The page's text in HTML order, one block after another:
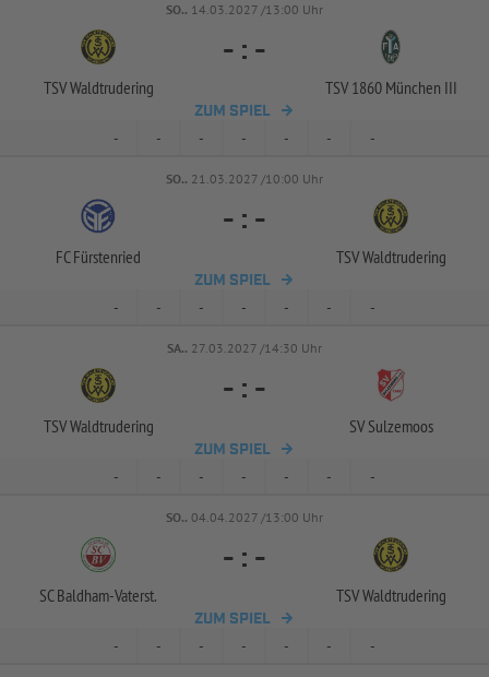
SO.. 14.03.2027 /13:00 Uhr
TSV Waldtrudering
- : -
TSV 1860 München III
ZUM SPIEL
- - - - - - -
SO.. 21.03.2027 /10:00 Uhr
FC Fürstenried
- : -
TSV Waldtrudering
ZUM SPIEL
- - - - - - -
SA.. 27.03.2027 /14:30 Uhr
TSV Waldtrudering
- : -
SV Sulzemoos
ZUM SPIEL
- - - - - - -
SO.. 04.04.2027 /13:00 Uhr
SC Baldham-Vaterst.
- : -
TSV Waldtrudering
ZUM SPIEL
- - - - - - -